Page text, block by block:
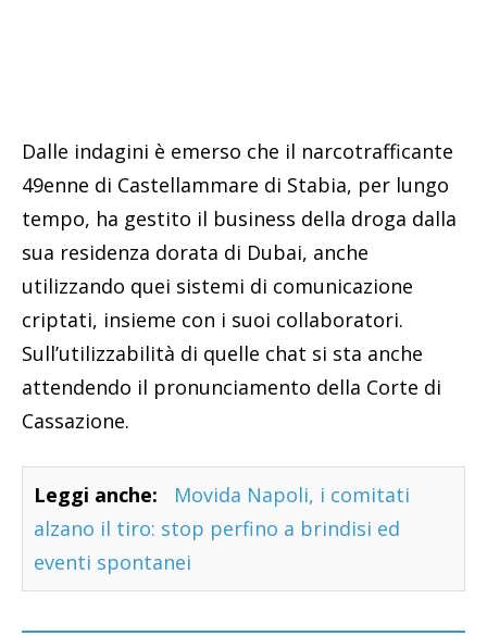
Dalle indagini è emerso che il narcotrafficante
49enne di Castellammare di Stabia, per lungo
tempo, ha gestito il business della droga dalla
sua residenza dorata di Dubai, anche
utilizzando quei sistemi di comunicazione
criptati, insieme con i suoi collaboratori.
Sull’utilizzabilità di quelle chat si sta anche
attendendo il pronunciamento della Corte di
Cassazione.
Leggi anche:
Movida Napoli, i comitati
alzano il tiro: stop perfino a brindisi ed
eventi spontanei